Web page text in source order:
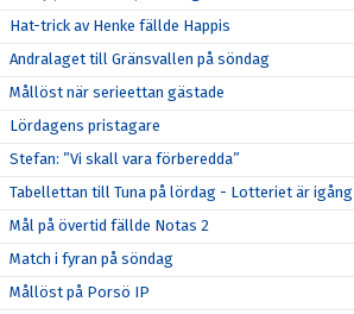
Hat-trick av Henke fällde Happis
Andralaget till Gränsvallen på söndag
Mållöst när serieettan gästade
Lördagens pristagare
Stefan: ”Vi skall vara förberedda”
Tabellettan till Tuna på lördag - Lotteriet är igång
Mål på övertid fällde Notas 2
Match i fyran på söndag
Mållöst på Porsö IP